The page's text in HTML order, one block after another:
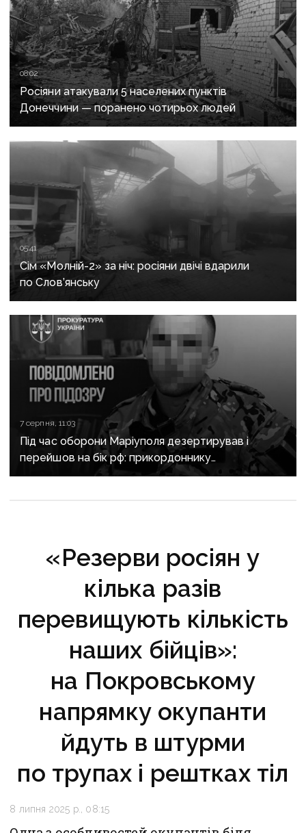
08:02
Росіяни атакували 5 населених пунктів
Донеччини — поранено чотирьох людей
05:41
Сім «Молній-2» за ніч: росіяни двічі вдарили
по Слов’янську
7 серпня, 11:03
Під час оборони Маріуполя дезертирував і
перейшов на бік рф: прикордоннику
з «Азовсталі» повідомили про підозру
«Резерви росіян у
кілька разів
перевищують кількість
наших бійців»:
на Покровському
напрямку окупанти
йдуть в штурми
по трупах і рештках тіл
8 липня 2025 р., 08:15